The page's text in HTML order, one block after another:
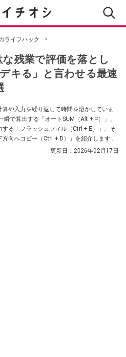
ライフハック
な残業で評価を落とし
キる」と言わせる最速
や入力を繰り返して時間を溶かしていま
で算出する「オートSUM（Alt + =）」、
る「フラッシュフィル（Ctrl + E）」、そ
向へコピー（Ctrl + D）」を紹介します。
作業の苦痛から解放され、周囲が驚くほど
更新日： 2026年02月17日